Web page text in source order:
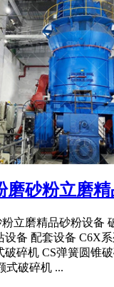
磨砂粉立磨
立磨精品砂粉设备
设备 配套设备 C6X
破碎机 CS弹簧圆锥
式破碎机 ...